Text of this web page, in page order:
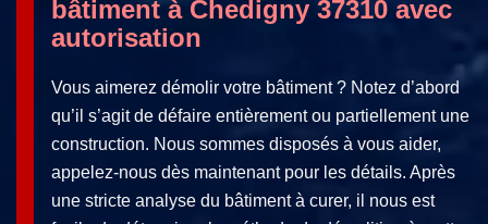
bâtiment à Chedigny 37310 avec
autorisation
Vous aimerez démolir votre bâtiment ? Notez d’abord
qu’il s’agit de défaire entièrement ou partiellement une
construction. Nous sommes disposés à vous aider,
appelez-nous dès maintenant pour les détails. Après
une stricte analyse du bâtiment à curer, il nous est